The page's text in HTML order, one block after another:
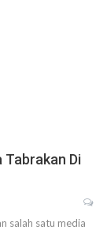
Tabrakan Di
salah satu media